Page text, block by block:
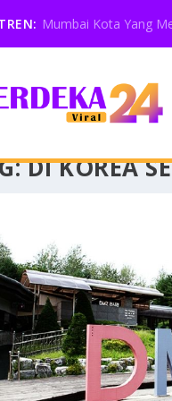
Mumbai Kota Yang
DI KOREA